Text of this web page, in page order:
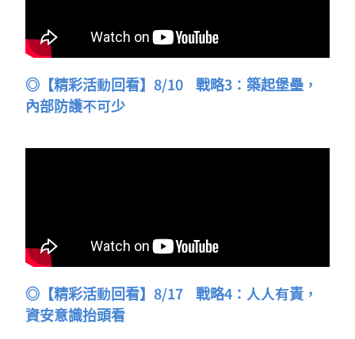
◎【精彩活動回看】8/10 戰略3：築起堡壘，
內部防護不可少
◎【精彩活動回看】8/17 戰略4：人人有責，
資安意識抬頭看